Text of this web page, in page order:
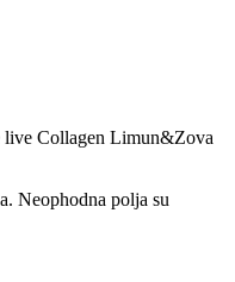
Collagen Limun&Zova
Neophodna polja su